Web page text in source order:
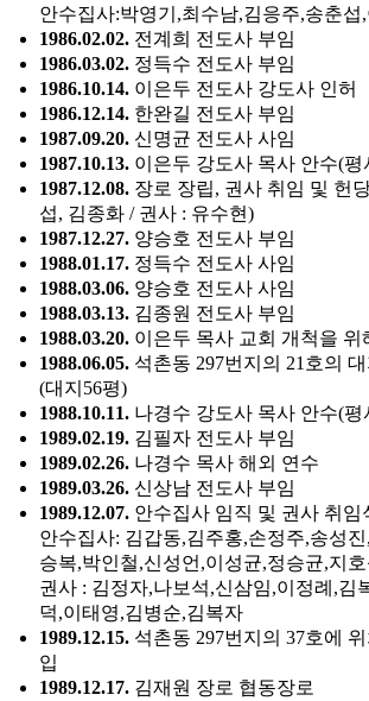
안수집사:박영기,최수남,김응주,송춘섭
1986.02.02. 전계희 전도사 부임
1986.03.02. 정득수 전도사 부임
1986.10.14. 이은두 전도사 강도사 인허
1986.12.14. 한완길 전도사 부임
1987.09.20. 신명균 전도사 사임
1987.10.13. 이은두 강도사 목사 안수(평
1987.12.08. 장로 장립, 권사 취임 및 헌
섭, 김종화 / 권사 : 유수현)
1987.12.27. 양승호 전도사 부임
1988.01.17. 정득수 전도사 사임
1988.03.06. 양승호 전도사 사임
1988.03.13. 김종원 전도사 부임
1988.03.20. 이은두 목사 교회 개척을 위
1988.06.05. 석촌동 297번지의 21호의
(대지56평)
1988.10.11. 나경수 강도사 목사 안수(평
1989.02.19. 김필자 전도사 부임
1989.02.26. 나경수 목사 해외 연수
1989.03.26. 신상남 전도사 부임
1989.12.07. 안수집사 임직 및 권사 취임
안수집사: 김갑동,김주홍,손정주,송성
승복,박인철,신성언,이성균,정승균,지호
권사 : 김정자,나보석,신삼임,이정례,김
덕,이태영,김병순,김복자
1989.12.15. 석촌동 297번지의 37호에
입
1989.12.17. 김재원 장로 협동장로